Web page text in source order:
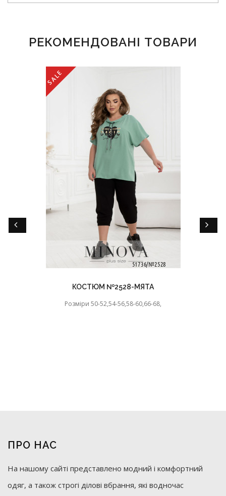
РЕКОМЕНДОВАНІ ТОВАРИ
SALE
КОСТЮМ №2528-МЯТА
Розміри 50-52,54-56,58-60,66-68,
ПРО НАС
На нашому сайті представлено модний і комфортний
одяг, а також строгі ділові вбрання, які водночас